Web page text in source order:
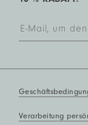
Verarbeitung